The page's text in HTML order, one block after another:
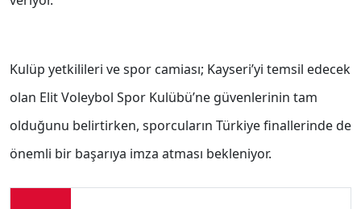
Kulüp yetkilileri ve spor camiası; Kayseri’yi temsil edecek
olan Elit Voleybol Spor Kulübü’ne güvenlerinin tam
olduğunu belirtirken, sporcuların Türkiye finallerinde de
önemli bir başarıya imza atması bekleniyor.